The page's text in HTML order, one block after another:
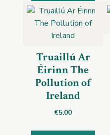
Truaillú Ar
Éirinn The
Pollution of
Ireland
€5.00